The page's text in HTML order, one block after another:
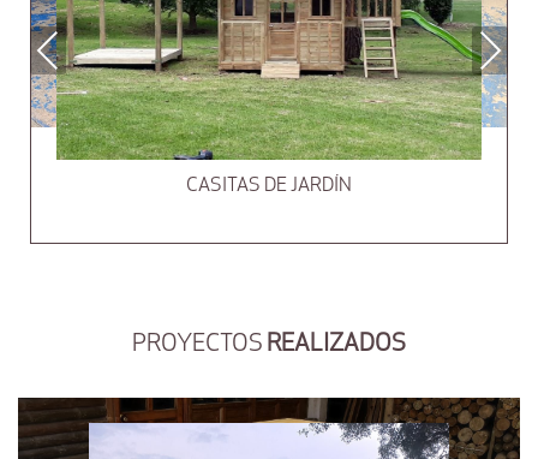
CASITAS DE JARDÍN
Previous Next
PROYECTOS REALIZADOS